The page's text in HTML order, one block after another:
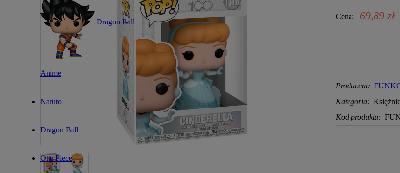
Dragon Ball
Anime
Naruto
Dragon Ball
One Piece
Cena:
69,89 zł
Producent:
Kategoria:
Kod produktu: